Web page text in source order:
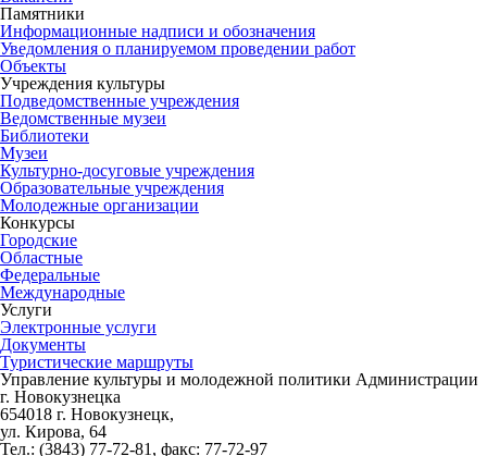
Памятники
Информационные надписи и обозначения
Уведомления о планируемом проведении работ
Объекты
Учреждения культуры
Подведомственные учреждения
Ведомственные музеи
Библиотеки
Музеи
Культурно-досуговые учреждения
Образовательные учреждения
Молодежные организации
Конкурсы
Городские
Областные
Федеральные
Международные
Услуги
Электронные услуги
Документы
Туристические маршруты
Управление культуры и молодежной политики Администрации
г. Новокузнецка
654018 г. Новокузнецк,
ул. Кирова, 64
Тел.: (3843) 77-72-81 , факс: 77-72-97